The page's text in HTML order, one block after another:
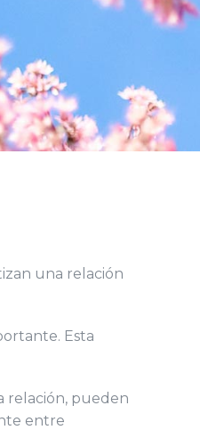
una relación
Esta
relación, pueden
entre